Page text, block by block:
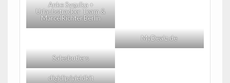
Anke Sygulka +
Urlaubstracker Team &
MarcelRichter.Berlin
MyDealz.de
Salesbutlers
digidip/yieldkit